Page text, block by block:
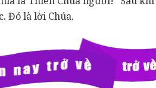
Đó là lời Chúa.